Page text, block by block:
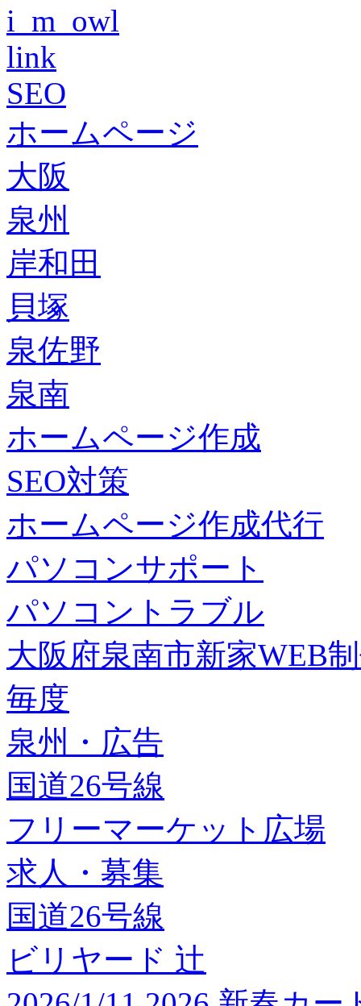
i_m_owl
link
SEO
ホームページ
大阪
泉州
岸和田
貝塚
泉佐野
泉南
ホームページ作成
SEO対策
ホームページ作成代行
パソコンサポート
パソコントラブル
大阪府泉南市新家WEB
毎度
泉州・広告
国道26号線
フリーマーケット広場
求人・募集
国道26号線
ビリヤード 辻